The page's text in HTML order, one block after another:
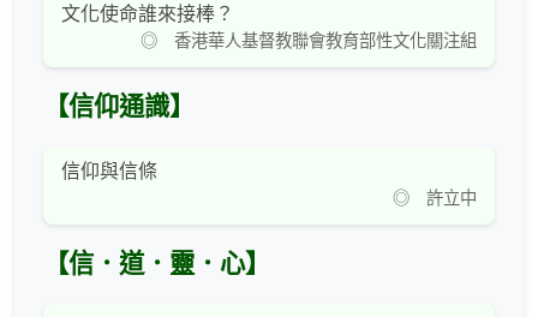
文化使命誰來接棒？
◎ 香港華人基督教聯會教育部性文化關注組
【信仰通識】
信仰與信條
◎ 許立中
【信．道．靈．心】